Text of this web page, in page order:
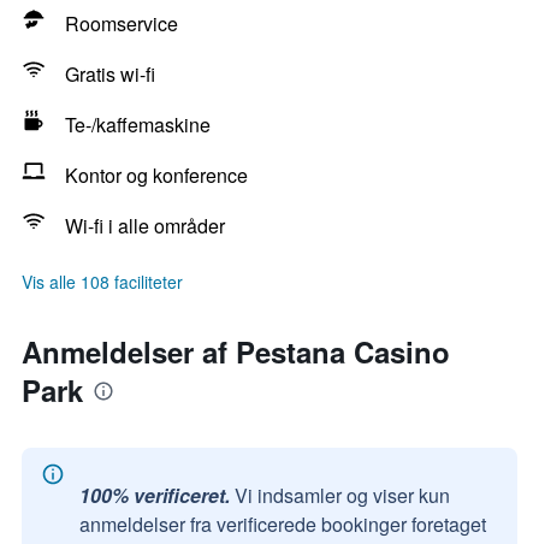
Roomservice
Gratis wi-fi
Te-/kaffemaskine
Kontor og konference
Wi-fi i alle områder
Vis alle 108 faciliteter
Anmeldelser af Pestana Casino
Park
100% verificeret. Vi indsamler og viser kun
anmeldelser fra verificerede bookinger foretaget